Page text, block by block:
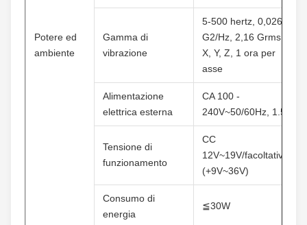
Potere ed
ambiente
Gamma di
vibrazione
5-500 hertz, 0,026
G2/Hz, 2,16 Grms,
X, Y, Z, 1 ora per
asse
Alimentazione
elettrica esterna
CA 100 -
240V~50/60Hz, 1.5A
Tensione di
funzionamento
CC
12V~19V/facoltativo
(+9V~36V)
Consumo di
energia
≦30W